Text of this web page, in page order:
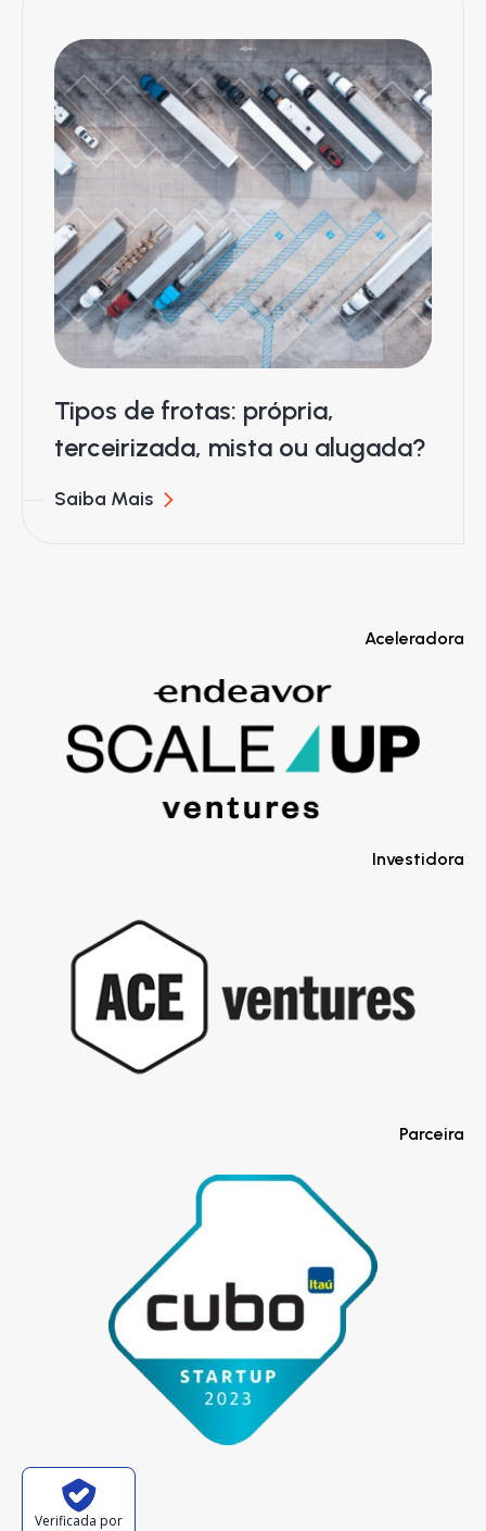
Tipos de frotas: própria,
terceirizada, mista ou alugada?
Saiba Mais
Aceleradora
Investidora
Parceira
Verificada por